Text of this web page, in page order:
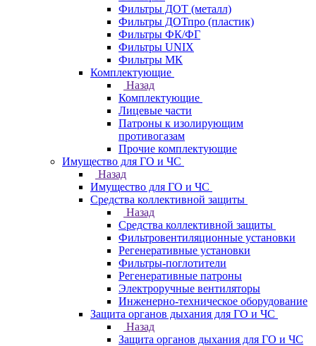
Фильтры ДОТ (металл)
Фильтры ДОТпро (пластик)
Фильтры ФК/ФГ
Фильтры UNIX
Фильтры МК
Комплектующие
Назад
Комплектующие
Лицевые части
Патроны к изолирующим
противогазам
Прочие комплектующие
Имущество для ГО и ЧС
Назад
Имущество для ГО и ЧС
Средства коллективной защиты
Назад
Средства коллективной защиты
Фильтровентиляционные установки
Регенеративные установки
Фильтры-поглотители
Регенеративные патроны
Электроручные вентиляторы
Инженерно-техническое оборудование
Защита органов дыхания для ГО и ЧС
Назад
Защита органов дыхания для ГО и ЧС